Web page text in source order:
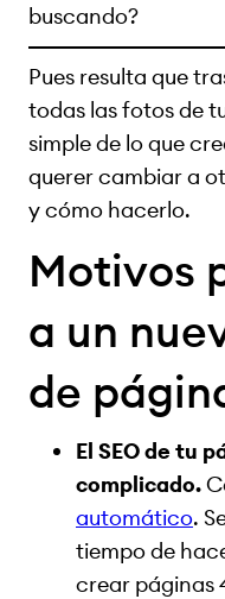
buscando?
Pues resulta que
todas las fotos de
simple de lo que
querer cambiar a
y cómo hacerlo.
Motivos
a un
de
El SEO de tu
complicado.
automático.
tiempo de
crear páginas